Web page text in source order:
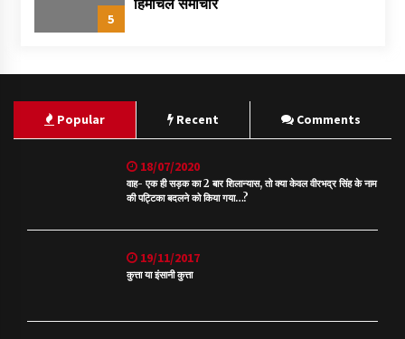
5
Popular Recent Comments
18/07/2020
वाह- एक ही सड़क का 2 बार शिलान्यास, तो क्या केवल वीरभद्र सिंह के नाम
की पट्टिका बदलने को किया गया…?
19/11/2017
कुत्ता या इंसानी कुत्ता